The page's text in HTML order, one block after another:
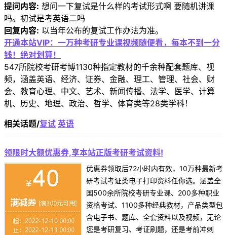
提问内容: 想问一下复试是什么样的考试形式啊 要随机讲课
吗。初试是考英语二吗
回复内容: 以当年公布的复试工作办法为准。
开通本站VIP：一万种考研专业课视频随便看，每本不到一分
钱！绝对划算！
547所院校考研考博1130种指定教材的千余种配套题库、视
频，涵盖英语、经济、证券、金融、理工、管理、社会、财
会、教育心理、中文、艺术、新闻传播、法学、医学、计算
机、历史、地理、政治、哲学、体育类等28类学科！
相关话题/复试 英语
领限时大额优惠券,享本站正版考研考试资料!
优惠券领取后72小时内有效，10万种最新考
研考试考证类电子打印资料任你选。涵盖全
国500余所院校考研专业课、200多种职业
资格考试、1100多种经典教材，产品类型包
含电子书、题库、全套资料以及视频，无论
您是考研复习、考证刷题，还是考前冲刺